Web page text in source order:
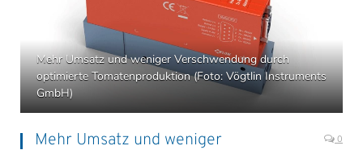
Mehr Umsatz und weniger Verschwendung durch
optimierte Tomatenproduktion (Foto: Vögtlin Instruments
GmbH)
Mehr Umsatz und weniger
0